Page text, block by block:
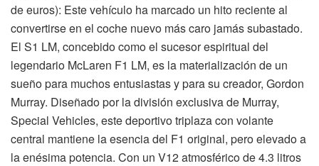
de euros): Este vehículo ha marcado un hito reciente al
convertirse en el coche nuevo más caro jamás subastado.
El S1 LM, concebido como el sucesor espiritual del
legendario McLaren F1 LM, es la materialización de un
sueño para muchos entusiastas y para su creador, Gordon
Murray. Diseñado por la división exclusiva de Murray,
Special Vehicles, este deportivo triplaza con volante
central mantiene la esencia del F1 original, pero elevado a
la enésima potencia. Con un V12 atmosférico de 4.3 litros